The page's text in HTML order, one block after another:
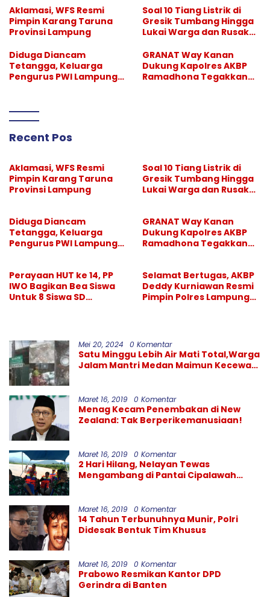
Aklamasi, WFS Resmi
Pimpin Karang Taruna
Provinsi Lampung
Soal 10 Tiang Listrik di
Gresik Tumbang Hingga
Lukai Warga dan Rusak
Bungkam
Diduga Diancam
Tetangga, Keluarga
Pengurus PWI Lampung
GRANAT Way Kanan
Dukung Kapolres AKBP
Ramadhona Tegakkan
Recent Pos
Aklamasi, WFS Resmi
Pimpin Karang Taruna
Provinsi Lampung
Soal 10 Tiang Listrik di
Gresik Tumbang Hingga
Lukai Warga dan Rusak
Diduga Diancam
Tetangga, Keluarga
Pengurus PWI Lampung
GRANAT Way Kanan
Dukung Kapolres AKBP
Ramadhona Tegakkan
Perayaan HUT ke 14, PP
IWO Bagikan Bea Siswa
Untuk 8 Siswa SD
Selamat Bertugas, AKBP
Deddy Kurniawan Resmi
Pimpin Polres Lampung
Mei 20, 2024 0 Komentar
Satu Minggu Lebih Air Mati Total,Warga
Jalam Mantri Medan Maimun Kecewa
Maret 16, 2019 0 Komentar
Menag Kecam Penembakan di New
Zealand: Tak Berperikemanusiaan!
Maret 16, 2019 0 Komentar
2 Hari Hilang, Nelayan Tewas
Mengambang di Pantai Cipalawah
Maret 16, 2019 0 Komentar
14 Tahun Terbunuhnya Munir, Polri
Didesak Bentuk Tim Khusus
Maret 16, 2019 0 Komentar
Prabowo Resmikan Kantor DPD
Gerindra di Banten